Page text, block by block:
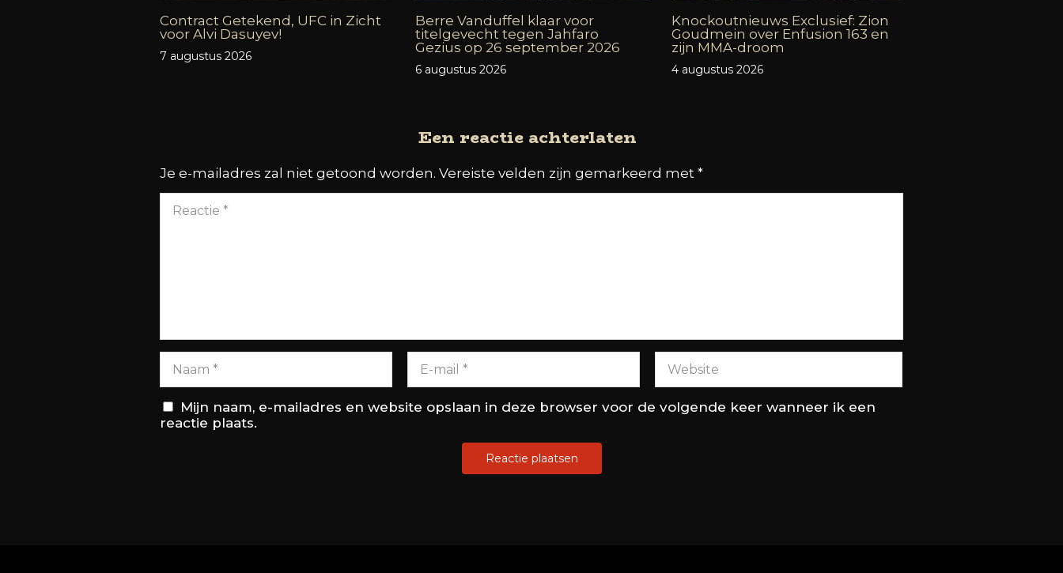
Contract Getekend, UFC in Zicht
voor Alvi Dasuyev!
7 augustus 2026
Berre Vanduffel klaar voor
titelgevecht tegen Jahfaro
Gezius op 26 september 2026
6 augustus 2026
Knockoutnieuws Exclusief: Zion
Goudmein over Enfusion 163 en
zijn MMA-droom
4 augustus 2026
Een reactie achterlaten
Je e-mailadres zal niet getoond worden. Vereiste velden zijn gemarkeerd met *
Mijn naam, e-mailadres en website opslaan in deze browser voor de volgende keer wanneer ik een
reactie plaats.